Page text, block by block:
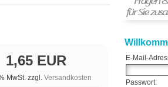
1,65 EUR
MwSt. zzgl. Versandkosten
E-Mail-
Passwort: